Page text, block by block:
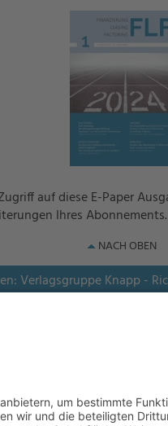
auf diese E-Paper
Ihres Abonnements.
NACH OBEN
Verlagsgruppe Knapp -